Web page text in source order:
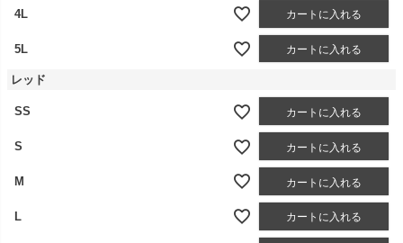
4L カートに入れる
5L カートに入れる
レッド
SS カートに入れる
S カートに入れる
M カートに入れる
L カートに入れる